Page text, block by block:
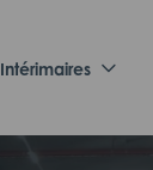
Intérimaires